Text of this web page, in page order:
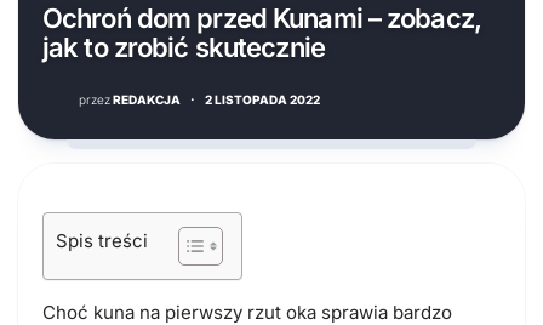
Ochroń dom przed Kunami – zobacz,
jak to zrobić skutecznie
przezREDAKCJA · 2 LISTOPADA 2022
Spis treści
Choć kuna na pierwszy rzut oka sprawia bardzo